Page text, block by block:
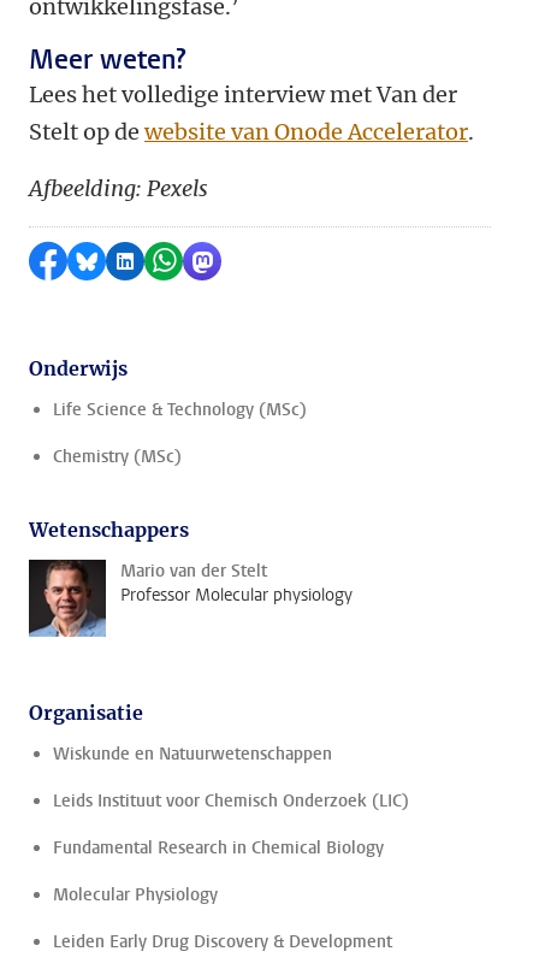
ontwikkelingsfase.’
Meer weten?
Lees het volledige interview met Van der
Stelt op dewebsite van Onode Accelerator.
Afbeelding: Pexels
Delen op Facebook
Delen via Bluesky
Delen op LinkedIn
Delen via WhatsApp
Delen via Mastodon
Onderwijs
Life Science & Technology (MSc)
Chemistry (MSc)
Wetenschappers
Mario van der Stelt
Professor Molecular physiology
Organisatie
Wiskunde en Natuurwetenschappen
Leids Instituut voor Chemisch Onderzoek (LIC)
Fundamental Research in Chemical Biology
Molecular Physiology
Leiden Early Drug Discovery & Development